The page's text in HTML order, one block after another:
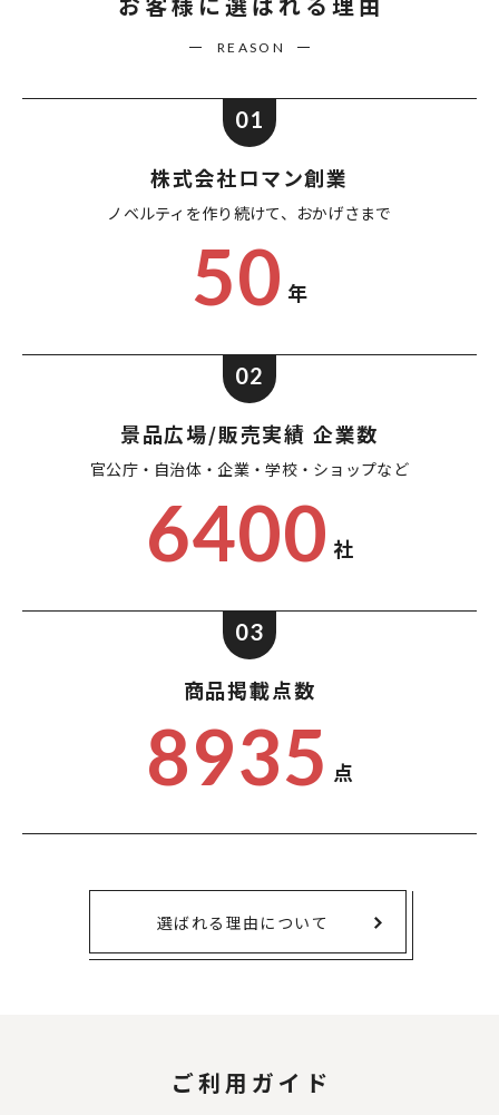
REASON
01
株式会社ロマン創業
ノベルティを作り続けて、 おかげさまで
50 年
02
景品広場/販売実績 企業数
官公庁・自治体・企業・学校・ショップなど
6400 社
03
商品掲載点数
8935 点
選ばれる理由について
ご利用ガイド